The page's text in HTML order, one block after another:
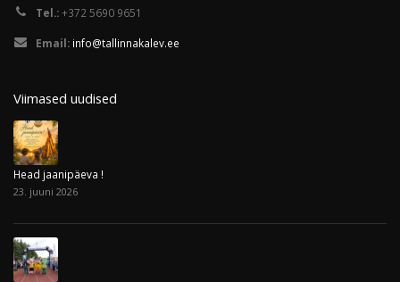
Tel.:+372 5690 9651
Email: info@tallinnakalev.ee
Viimased uudised
Head jaanipäeva !
23. juuni 2026